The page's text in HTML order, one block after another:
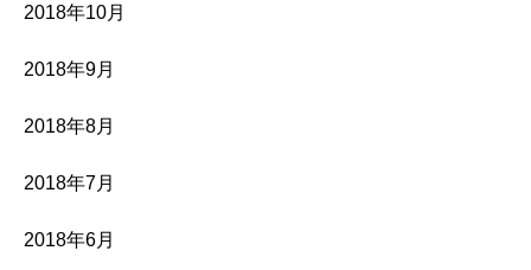
2018年10月
2018年9月
2018年8月
2018年7月
2018年6月